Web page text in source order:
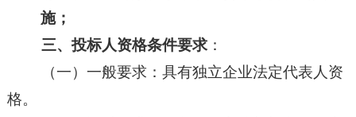
施；
三、投标人资格条件要求：
（一）一般要求：具有独立企业法定代表人资
格。